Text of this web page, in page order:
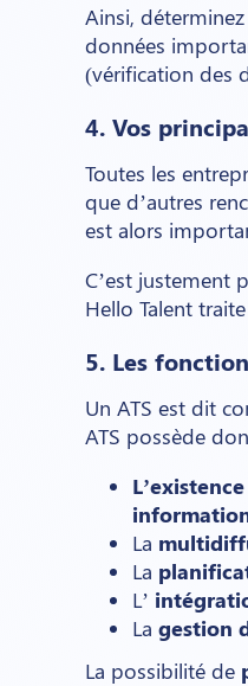
Ainsi,
données
(vérification des
4. Vos
Toutes les
que d’autres
est alors
C’est justement
Hello Talent
5. Les
Un ATS est dit
ATS possède
La
La
L’
La gestion
La possibilité de